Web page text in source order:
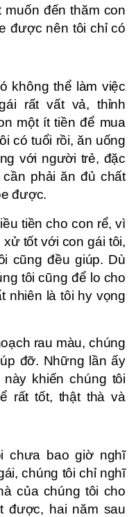
muốn đến thăm con
được nên tôi chỉ có
không thể làm việc
rất vất vả, thỉnh
một ít tiền để mua
có tuổi rồi, ăn uống
với người trẻ, đặc
phải ăn đủ chất
được.
tiền cho con rể, vì
tốt với con gái tôi,
cũng đều giúp. Dù
tôi cũng để lo cho
nhiên là tôi hy vọng
rau màu, chúng
đỡ. Những lần ấy
khiến chúng tôi
rất tốt, thật thà và
chưa bao giờ nghĩ
chúng tôi chỉ nghĩ
của chúng tôi cho
được, hai năm sau